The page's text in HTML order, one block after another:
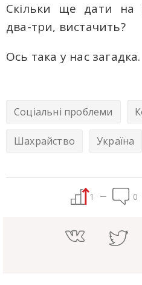
Скільки ще дати на
два-три, вистачить?
Oсь такa у нас загадка.
Соціальні проблеми
Шахрайство Україна
1 0